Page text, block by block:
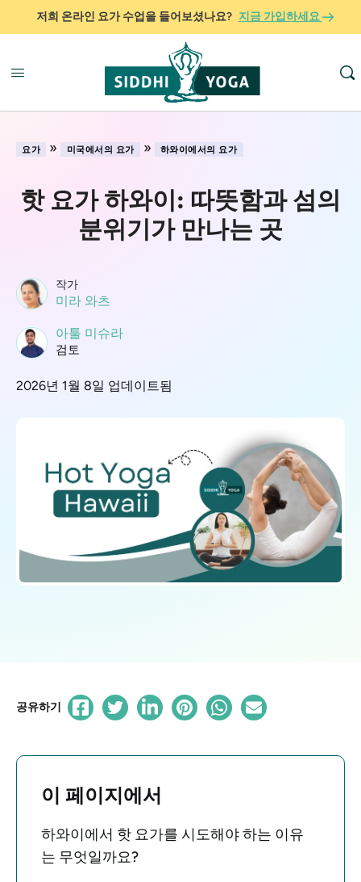
저희 온라인 요가 수업을 들어보셨나요? 지금 가입하세요
요가 » 미국에서의 요가 » 하와이에서의 요가
핫 요가 하와이: 따뜻함과 섬의
분위기가 만나는 곳
작가
미라 와츠
아툴 미슈라
검토
2026년 1월 8일 업데이트됨
공유하기
이 페이지에서
하와이에서 핫 요가를 시도해야 하는 이유
는 무엇일까요?